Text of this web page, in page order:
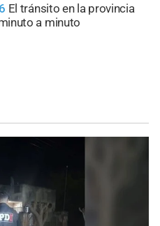
El tránsito en la provincia
a minuto